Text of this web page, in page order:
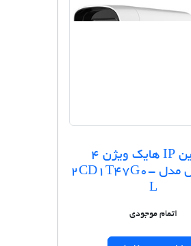
دوربین IP هایک ویژن 4
مگاپیکسل مدل 2CD1T47G0-
L
اتمام موجودی